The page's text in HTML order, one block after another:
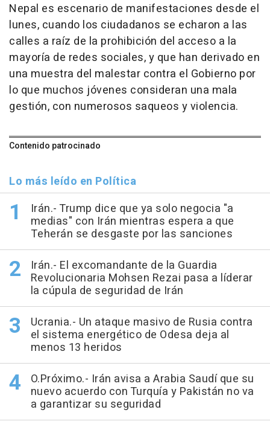
Nepal es escenario de manifestaciones desde el
lunes, cuando los ciudadanos se echaron a las
calles a raíz de la prohibición del acceso a la
mayoría de redes sociales, y que han derivado en
una muestra del malestar contra el Gobierno por
lo que muchos jóvenes consideran una mala
gestión, con numerosos saqueos y violencia.
Contenido patrocinado
Lo más leído en Política
Irán.- Trump dice que ya solo negocia "a
medias" con Irán mientras espera a que
Teherán se desgaste por las sanciones
Irán.- El excomandante de la Guardia
Revolucionaria Mohsen Rezai pasa a líderar
la cúpula de seguridad de Irán
Ucrania.- Un ataque masivo de Rusia contra
el sistema energético de Odesa deja al
menos 13 heridos
O.Próximo.- Irán avisa a Arabia Saudí que su
nuevo acuerdo con Turquía y Pakistán no va
a garantizar su seguridad